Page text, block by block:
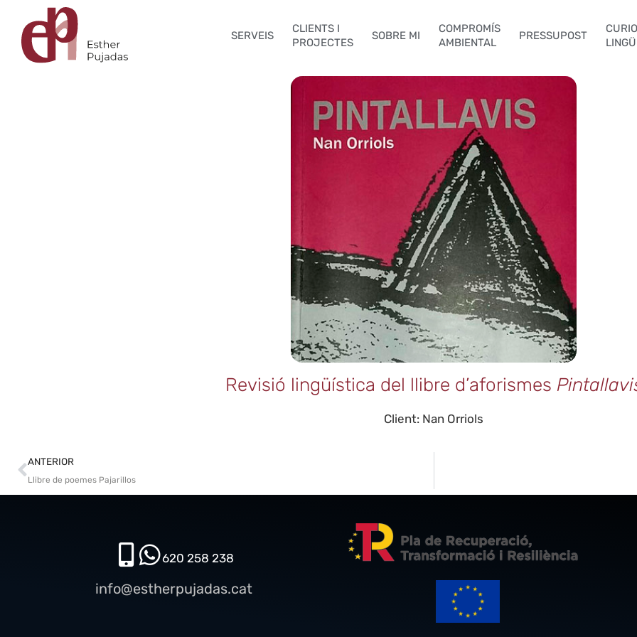
SERVEIS
CLIENTS I
PROJECTES
SOBRE MI
COMPROMÍS
AMBIENTAL
PRESSUPOST
Revisió lingüística del llibre d’aforismes
Client: Nan Orriols
ANTERIOR
Llibre de poemes Pajarillos
620 258 238​
info@estherpujadas.cat